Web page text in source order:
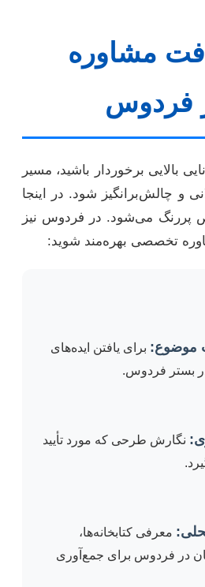
مشاوره
فردوس
بالایی برخوردار باشید، مسیر
و چالش‌برانگیز شود. در اینجا
می‌شود. در فردوس نیز
تخصصی بهره‌مند شوید:
موضوع: برای یافتن ایده‌های
در بستر فردوس.
نگارش طرحی که مورد تأیید
معرفی کتابخانه‌ها،
در فردوس برای جمع‌آوری